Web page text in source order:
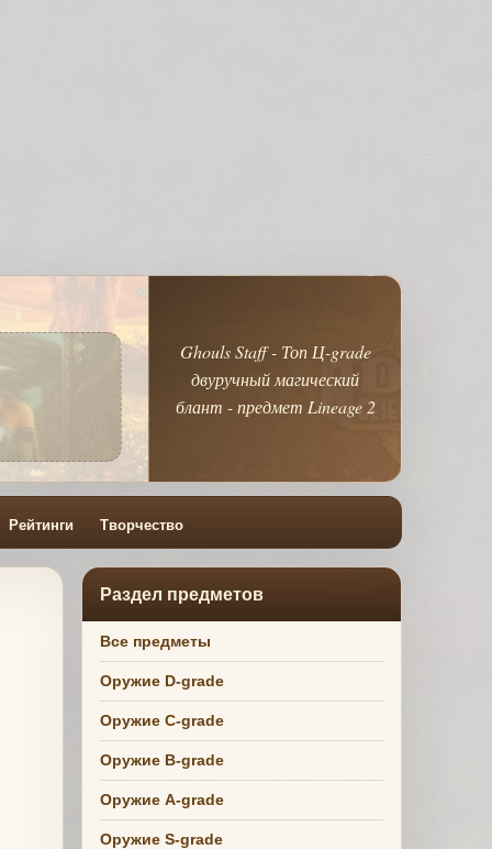
Ghouls Staff - Топ Ц-grade
двуручный магический
блант - предмет Lineage 2
Рейтинги Творчество
Раздел предметов
Все предметы
Оружие D-grade
Оружие C-grade
Оружие B-grade
Оружие A-grade
Оружие S-grade